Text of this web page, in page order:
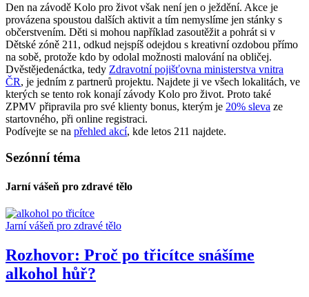
Den na závodě Kolo pro život však není jen o ježdění. Akce je
provázena spoustou dalších aktivit a tím nemyslíme jen stánky s
občerstvením. Děti si mohou například zasoutěžit a pohrát si v
Dětské zóně 211, odkud nejspíš odejdou s kreativní ozdobou přímo
na sobě, protože kdo by odolal možnosti malování na obličej.
Dvěstějedenáctka, tedy Zdravotní pojišťovna ministerstva vnitra
ČR, je jedním z partnerů projektu. Najdete ji ve všech lokalitách, ve
kterých se tento rok konají závody Kolo pro život. Proto také
ZPMV připravila pro své klienty bonus, kterým je 20% sleva ze
startovného, při online registraci.
Podívejte se na přehled akcí, kde letos 211 najdete.
Sezónní téma
Jarní vášeň pro zdravé tělo
Jarní vášeň pro zdravé tělo
Rozhovor: Proč po třicítce snášíme
alkohol hůř?